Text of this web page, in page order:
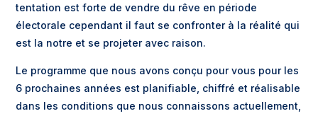
tentation est forte de vendre du rêve en période
électorale cependant il faut se confronter à la réalité qui
est la notre et se projeter avec raison.
Le programme que nous avons conçu pour vous pour les
6 prochaines années est planifiable, chiffré et réalisable
dans les conditions que nous connaissons actuellement,